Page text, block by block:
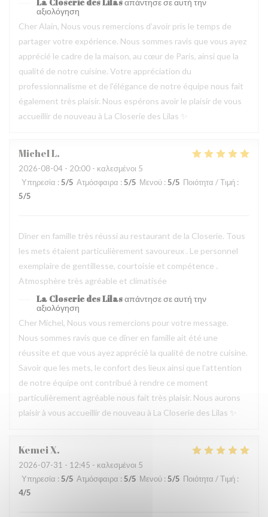
αξιολόγηση
Cher Alain, Nous vous remercions d’avoir pris le temps de
partager votre expérience. Nous sommes ravis que vous ayez
apprécié le cadre de la maison, au cœur de Paris, ainsi que la
qualité de notre cuisine. Votre appréciation du
professionnalisme et de l’élégance de notre équipe nous fait
également très plaisir. Nous espérons avoir le plaisir de vous
accueillir de nouveau à La Closerie des Lilas ✨
MichelL
2026-08-04 - 20:00 - καλεσμένοι 5
Υπηρεσία : 5/5 Ατμόσφαιρα : 5/5 Μενού : 5/5 Ποιότητα / Τιμή :
5/5
Dîner en famille très réussi au restaurant de la Closerie. Tous
les mets étaient particulièrement savoureux . Le personnel
exemplaire de gentillesse, courtoisie et compétence .
Atmosphère très agréable et climatisée
La Closerie des Lilasαπάντησε σε αυτή την
αξιολόγηση
Cher Michel, Nous vous remercions pour votre message.
Nous sommes ravis que ce dîner en famille ait été une
réussite et que vous ayez apprécié la qualité de notre cuisine.
Savoir que les mets, le confort des lieux ainsi que l’attention
de notre équipe ont contribué à rendre ce moment
particulièrement agréable nous fait très plaisir. Nous aurons
plaisir à vous accueillir de nouveau à La Closerie des Lilas ✨
KemeiX
2026-07-31 - 12:45 - καλεσμένοι 5
Υπηρεσία : 5/5 Ατμόσφαιρα : 5/5 Μενού : 5/5 Ποιότητα / Τιμή :
4/5